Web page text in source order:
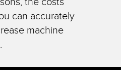
can accurately
machine